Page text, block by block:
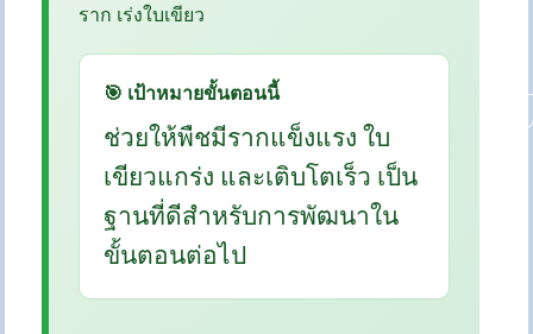
ราก เร่งใบเขียว
🎯 เป้าหมายขั้นตอนนี้
ช่วยให้พืชมีรากแข็งแรง ใบ
เขียวแกร่ง และเติบโตเร็ว เป็น
ฐานที่ดีสำหรับการพัฒนาใน
ขั้นตอนต่อไป